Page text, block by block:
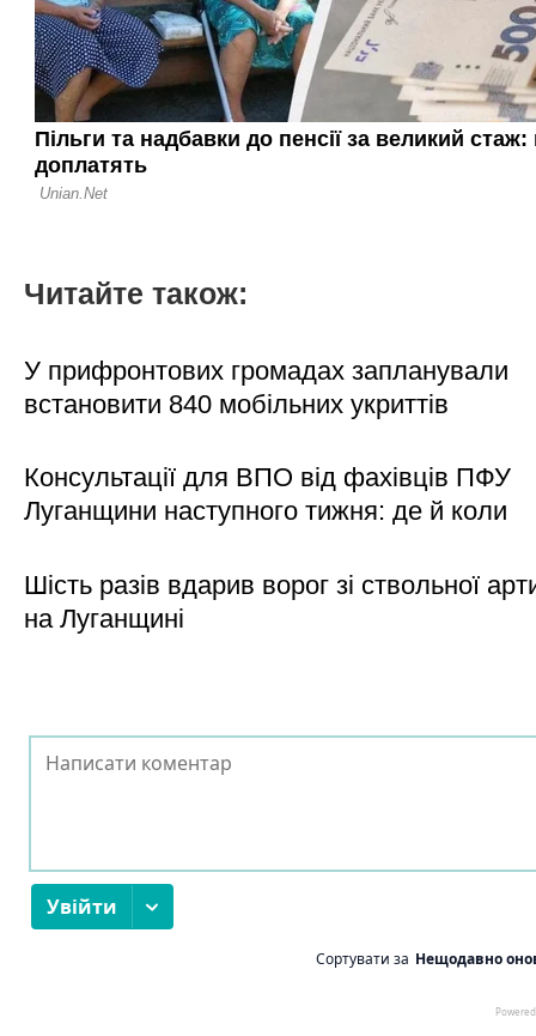
Читайте також:
У прифронтових громадах запланували
встановити 840 мобільних укриттів
Консультації для ВПО від фахівців ПФУ
Луганщини наступного тижня: де й коли
Шість разів вдарив ворог зі ствольної
на Луганщині